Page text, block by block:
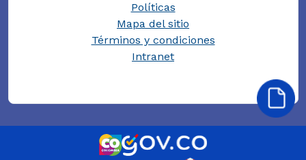
Políticas
Mapa del sitio
Términos y condiciones
Intranet